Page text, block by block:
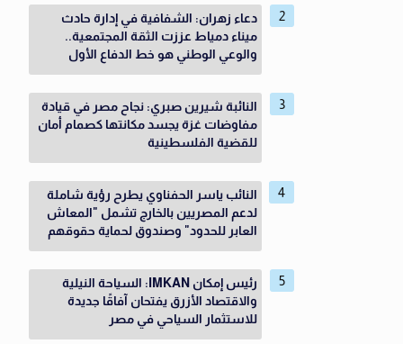
دعاء زهران: الشفافية في إدارة حادث
ميناء دمياط عززت الثقة المجتمعية..
والوعي الوطني هو خط الدفاع الأول
النائبة شيرين صبري: نجاح مصر في قيادة
مفاوضات غزة يجسد مكانتها كصمام أمان
للقضية الفلسطينية
النائب ياسر الحفناوي يطرح رؤية شاملة
لدعم المصريين بالخارج تشمل "المعاش
العابر للحدود" وصندوق لحماية حقوقهم
رئيس إمكان IMKAN: السياحة النيلية
والاقتصاد الأزرق يفتحان آفاقًا جديدة
للاستثمار السياحي في مصر